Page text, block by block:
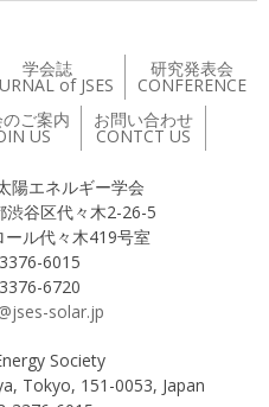
学会誌
of JSES
研究発表会
CONFERENCE
のご案内
US
お問い合わせ
CONTCT US
陽エネルギー学会
谷区代々木2-26-5
木419号室
6015
6720
solar.jp
Society
Tokyo, 151-0053, Japan